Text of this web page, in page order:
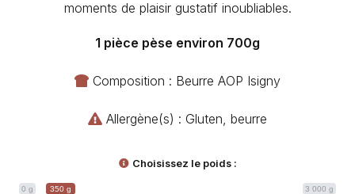
moments de plaisir gustatif inoubliables.
1 pièce pèse environ 700g
Composition : Beurre AOP Isigny
Allergène(s) : Gluten, beurre
Choisissez le poids :
0 g 3 000 g
350 g